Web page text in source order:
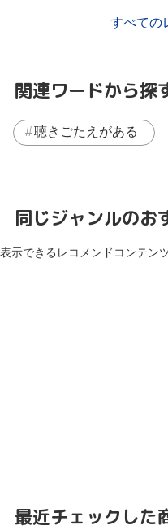
すべての
関連ワードから探
聴きごたえがある
同じジャンルのお
表示できるレコメンドコンテン
最近チェックした